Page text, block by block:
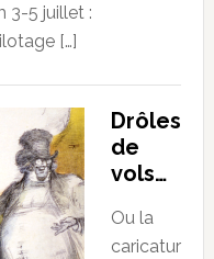
3-5 juillet :
[…]
Drôles
de
vols…
Ou la
caricatur